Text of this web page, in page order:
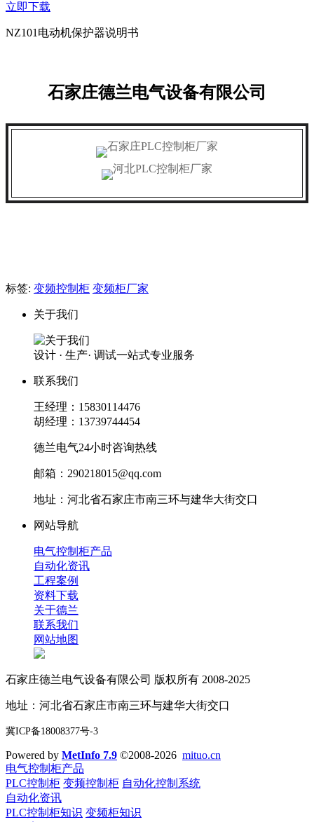
立即下载
NZ101电动机保护器说明书
石家庄德兰电气设备有限公司
标签: 变频控制柜 变频柜厂家
关于我们
设计 · 生产· 调试一站式专业服务
联系我们
王经理：15830114476
胡经理：13739744454
德兰电气24小时咨询热线
邮箱：290218015@qq.com
地址：河北省石家庄市南三环与建华大街交口
网站导航
电气控制柜产品
自动化资讯
工程案例
资料下载
关于德兰
联系我们
网站地图
石家庄德兰电气设备有限公司 版权所有 2008-2025
地址：河北省石家庄市南三环与建华大街交口
冀ICP备18008377号-3
Powered by MetInfo 7.9 ©2008-2026 mituo.cn
电气控制柜产品
PLC控制柜 变频控制柜 自动化控制系统
自动化资讯
PLC控制柜知识 变频柜知识